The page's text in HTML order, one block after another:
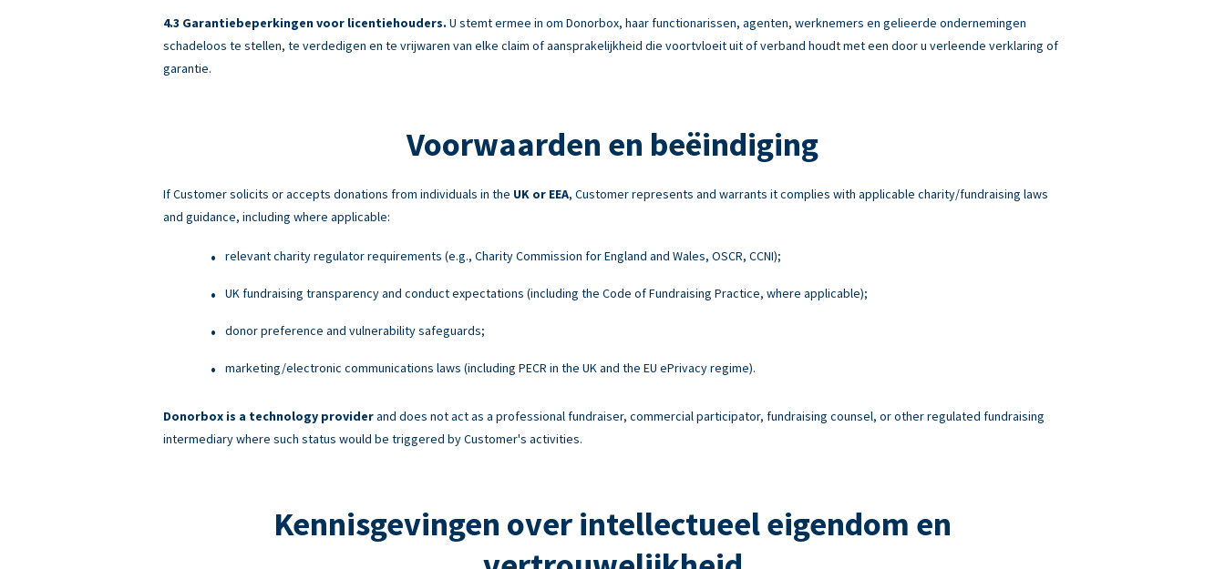
Garantiebeperkingen voor licentiehouders. U stemt ermee in om Donorbox, haar functionarissen, agenten, werknemers en gelieerde ondernemingen
schadeloos te stellen, te verdedigen en te vrijwaren van elke claim of aansprakelijkheid die voortvloeit uit of verband houdt met een door u verleende verklaring of
garantie.
Voorwaarden en beëindiging
If Customer solicits or accepts donations from individuals in the UK or EEA, Customer represents and warrants it complies with applicable charity/fundraising laws
and guidance, including where applicable:
relevant charity regulator requirements (e.g., Charity Commission for England and Wales, OSCR, CCNI);
UK fundraising transparency and conduct expectations (including the Code of Fundraising Practice, where applicable);
donor preference and vulnerability safeguards;
marketing/electronic communications laws (including PECR in the UK and the EU ePrivacy regime).
Donorbox is a technology providerand does not act as a professional fundraiser, commercial participator, fundraising counsel, or other regulated fundraising
intermediary where such status would be triggered by Customer's activities.
Kennisgevingen over intellectueel eigendom en